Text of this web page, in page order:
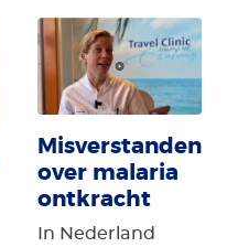
Misverstanden
over malaria
ontkracht
In Nederland